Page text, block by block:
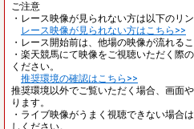
ご注意
・レース映像が見られない方は以下のリ
レース映像が見られない方はこちら>>
・レース開始前は、他場の映像が流れる
・楽天競馬にて映像をご視聴いただく際
ください。
推奨環境の確認はこちら>>
推奨環境以外でご覧いただく場合、画面
ります。
・ライブ映像がうまく視聴できない場合
しください。